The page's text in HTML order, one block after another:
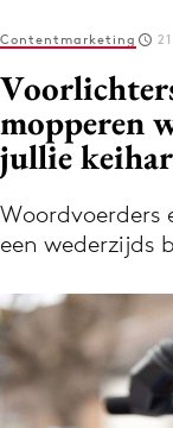
Log in
Volg het
Menu
Contentmarketing
mopperen
jullie
Woordvoerders
een wederzijds